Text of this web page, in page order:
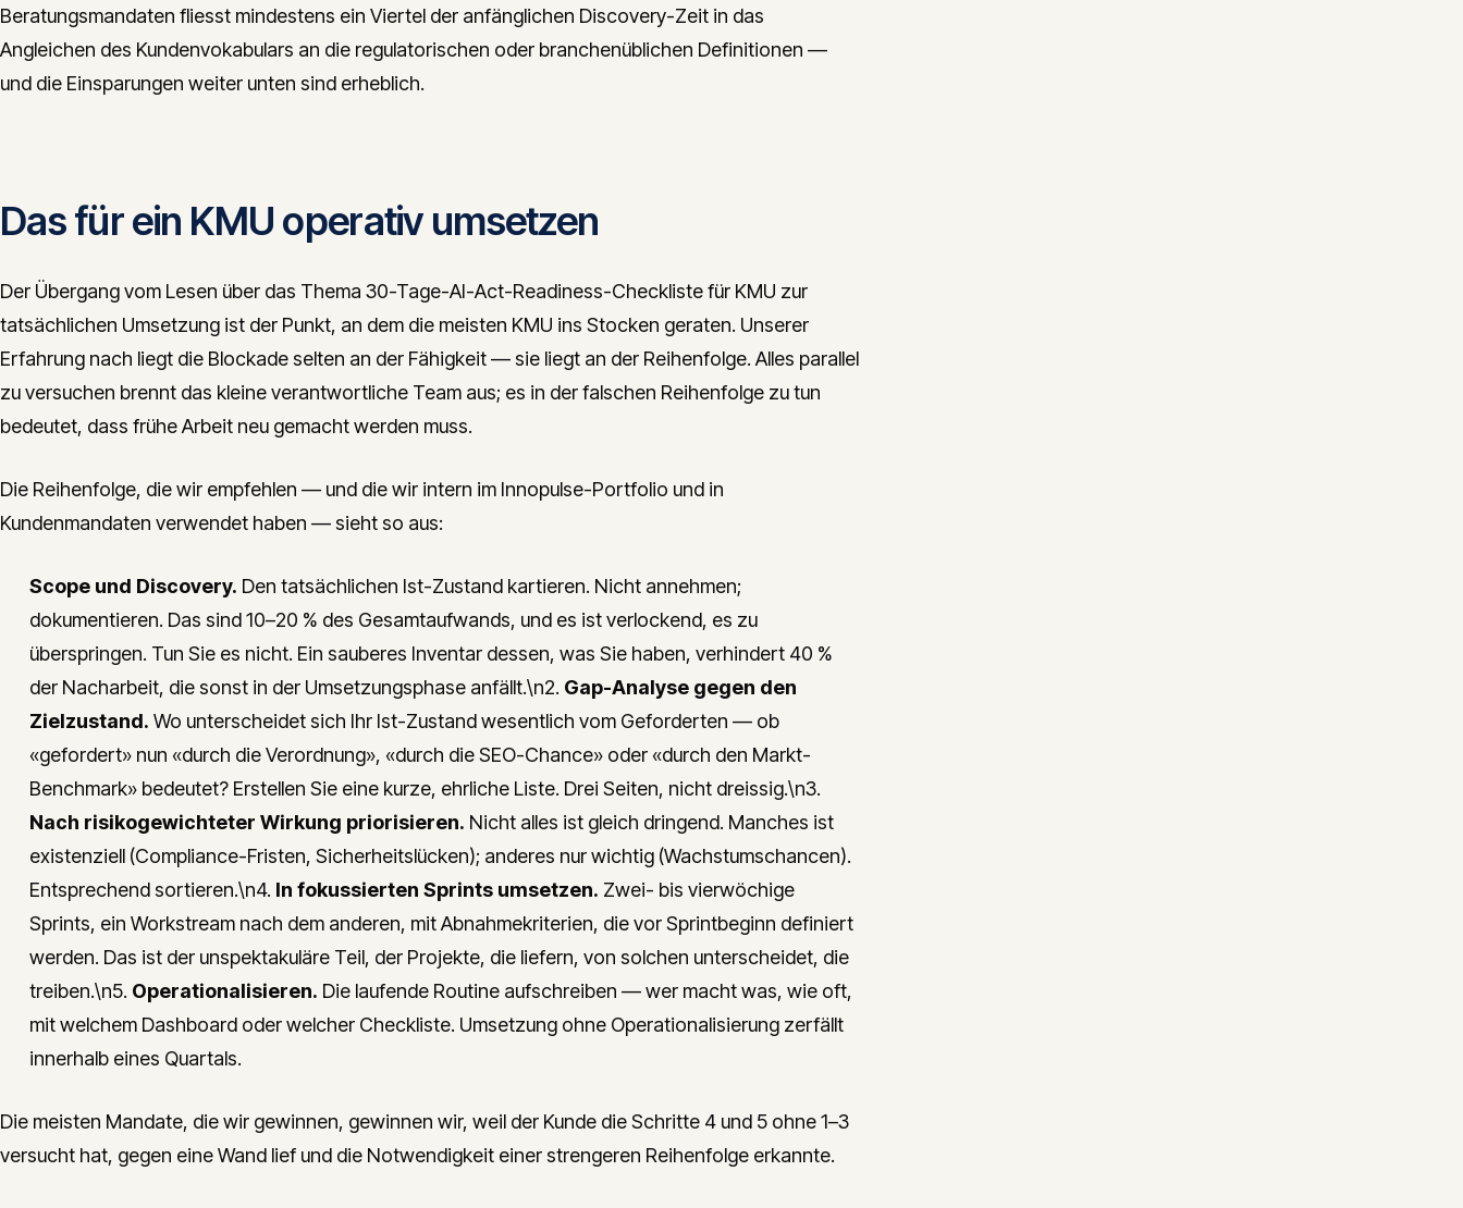
Beratungsmandaten fliesst mindestens ein Viertel der anfänglichen Discovery-Zeit in das
Angleichen des Kundenvokabulars an die regulatorischen oder branchenüblichen Definitionen —
und die Einsparungen weiter unten sind erheblich.
Das für ein KMU operativ umsetzen
Der Übergang vom Lesen über das Thema 30-Tage-AI-Act-Readiness-Checkliste für KMU zur
tatsächlichen Umsetzung ist der Punkt, an dem die meisten KMU ins Stocken geraten. Unserer
Erfahrung nach liegt die Blockade selten an der Fähigkeit — sie liegt an der Reihenfolge. Alles parallel
zu versuchen brennt das kleine verantwortliche Team aus; es in der falschen Reihenfolge zu tun
bedeutet, dass frühe Arbeit neu gemacht werden muss.
Die Reihenfolge, die wir empfehlen — und die wir intern im Innopulse-Portfolio und in
Kundenmandaten verwendet haben — sieht so aus:
Scope und Discovery. Den tatsächlichen Ist-Zustand kartieren. Nicht annehmen;
dokumentieren. Das sind 10–20 % des Gesamtaufwands, und es ist verlockend, es zu
überspringen. Tun Sie es nicht. Ein sauberes Inventar dessen, was Sie haben, verhindert 40 %
der Nacharbeit, die sonst in der Umsetzungsphase anfällt.\n2. Gap-Analyse gegen den
Zielzustand. Wo unterscheidet sich Ihr Ist-Zustand wesentlich vom Geforderten — ob
«gefordert» nun «durch die Verordnung», «durch die SEO-Chance» oder «durch den Markt-
Benchmark» bedeutet? Erstellen Sie eine kurze, ehrliche Liste. Drei Seiten, nicht dreissig.\n3.
Nach risikogewichteter Wirkung priorisieren. Nicht alles ist gleich dringend. Manches ist
existenziell (Compliance-Fristen, Sicherheitslücken); anderes nur wichtig (Wachstumschancen).
Entsprechend sortieren.\n4. In fokussierten Sprints umsetzen. Zwei- bis vierwöchige
Sprints, ein Workstream nach dem anderen, mit Abnahmekriterien, die vor Sprintbeginn definiert
werden. Das ist der unspektakuläre Teil, der Projekte, die liefern, von solchen unterscheidet, die
treiben.\n5. Operationalisieren. Die laufende Routine aufschreiben — wer macht was, wie oft,
mit welchem Dashboard oder welcher Checkliste. Umsetzung ohne Operationalisierung zerfällt
innerhalb eines Quartals.
Die meisten Mandate, die wir gewinnen, gewinnen wir, weil der Kunde die Schritte 4 und 5 ohne 1–3
versucht hat, gegen eine Wand lief und die Notwendigkeit einer strengeren Reihenfolge erkannte.